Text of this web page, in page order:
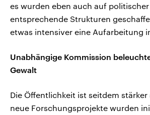
es wurden eben auch auf politischer
entsprechende Strukturen
etwas intensiver eine Aufarbeitung
Unabhängige Kommission
Gewalt
Die Öffentlichkeit ist seitdem
neue Forschungsprojekte wurden